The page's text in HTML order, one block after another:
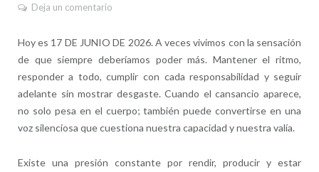
Deja un comentario
Hoy es 17 DE JUNIO DE 2026. A veces vivimos con la sensación
de que siempre deberíamos poder más. Mantener el ritmo,
responder a todo, cumplir con cada responsabilidad y seguir
adelante sin mostrar desgaste. Cuando el cansancio aparece,
no solo pesa en el cuerpo; también puede convertirse en una
voz silenciosa que cuestiona nuestra capacidad y nuestra valía.
Existe una presión constante por rendir, producir y estar